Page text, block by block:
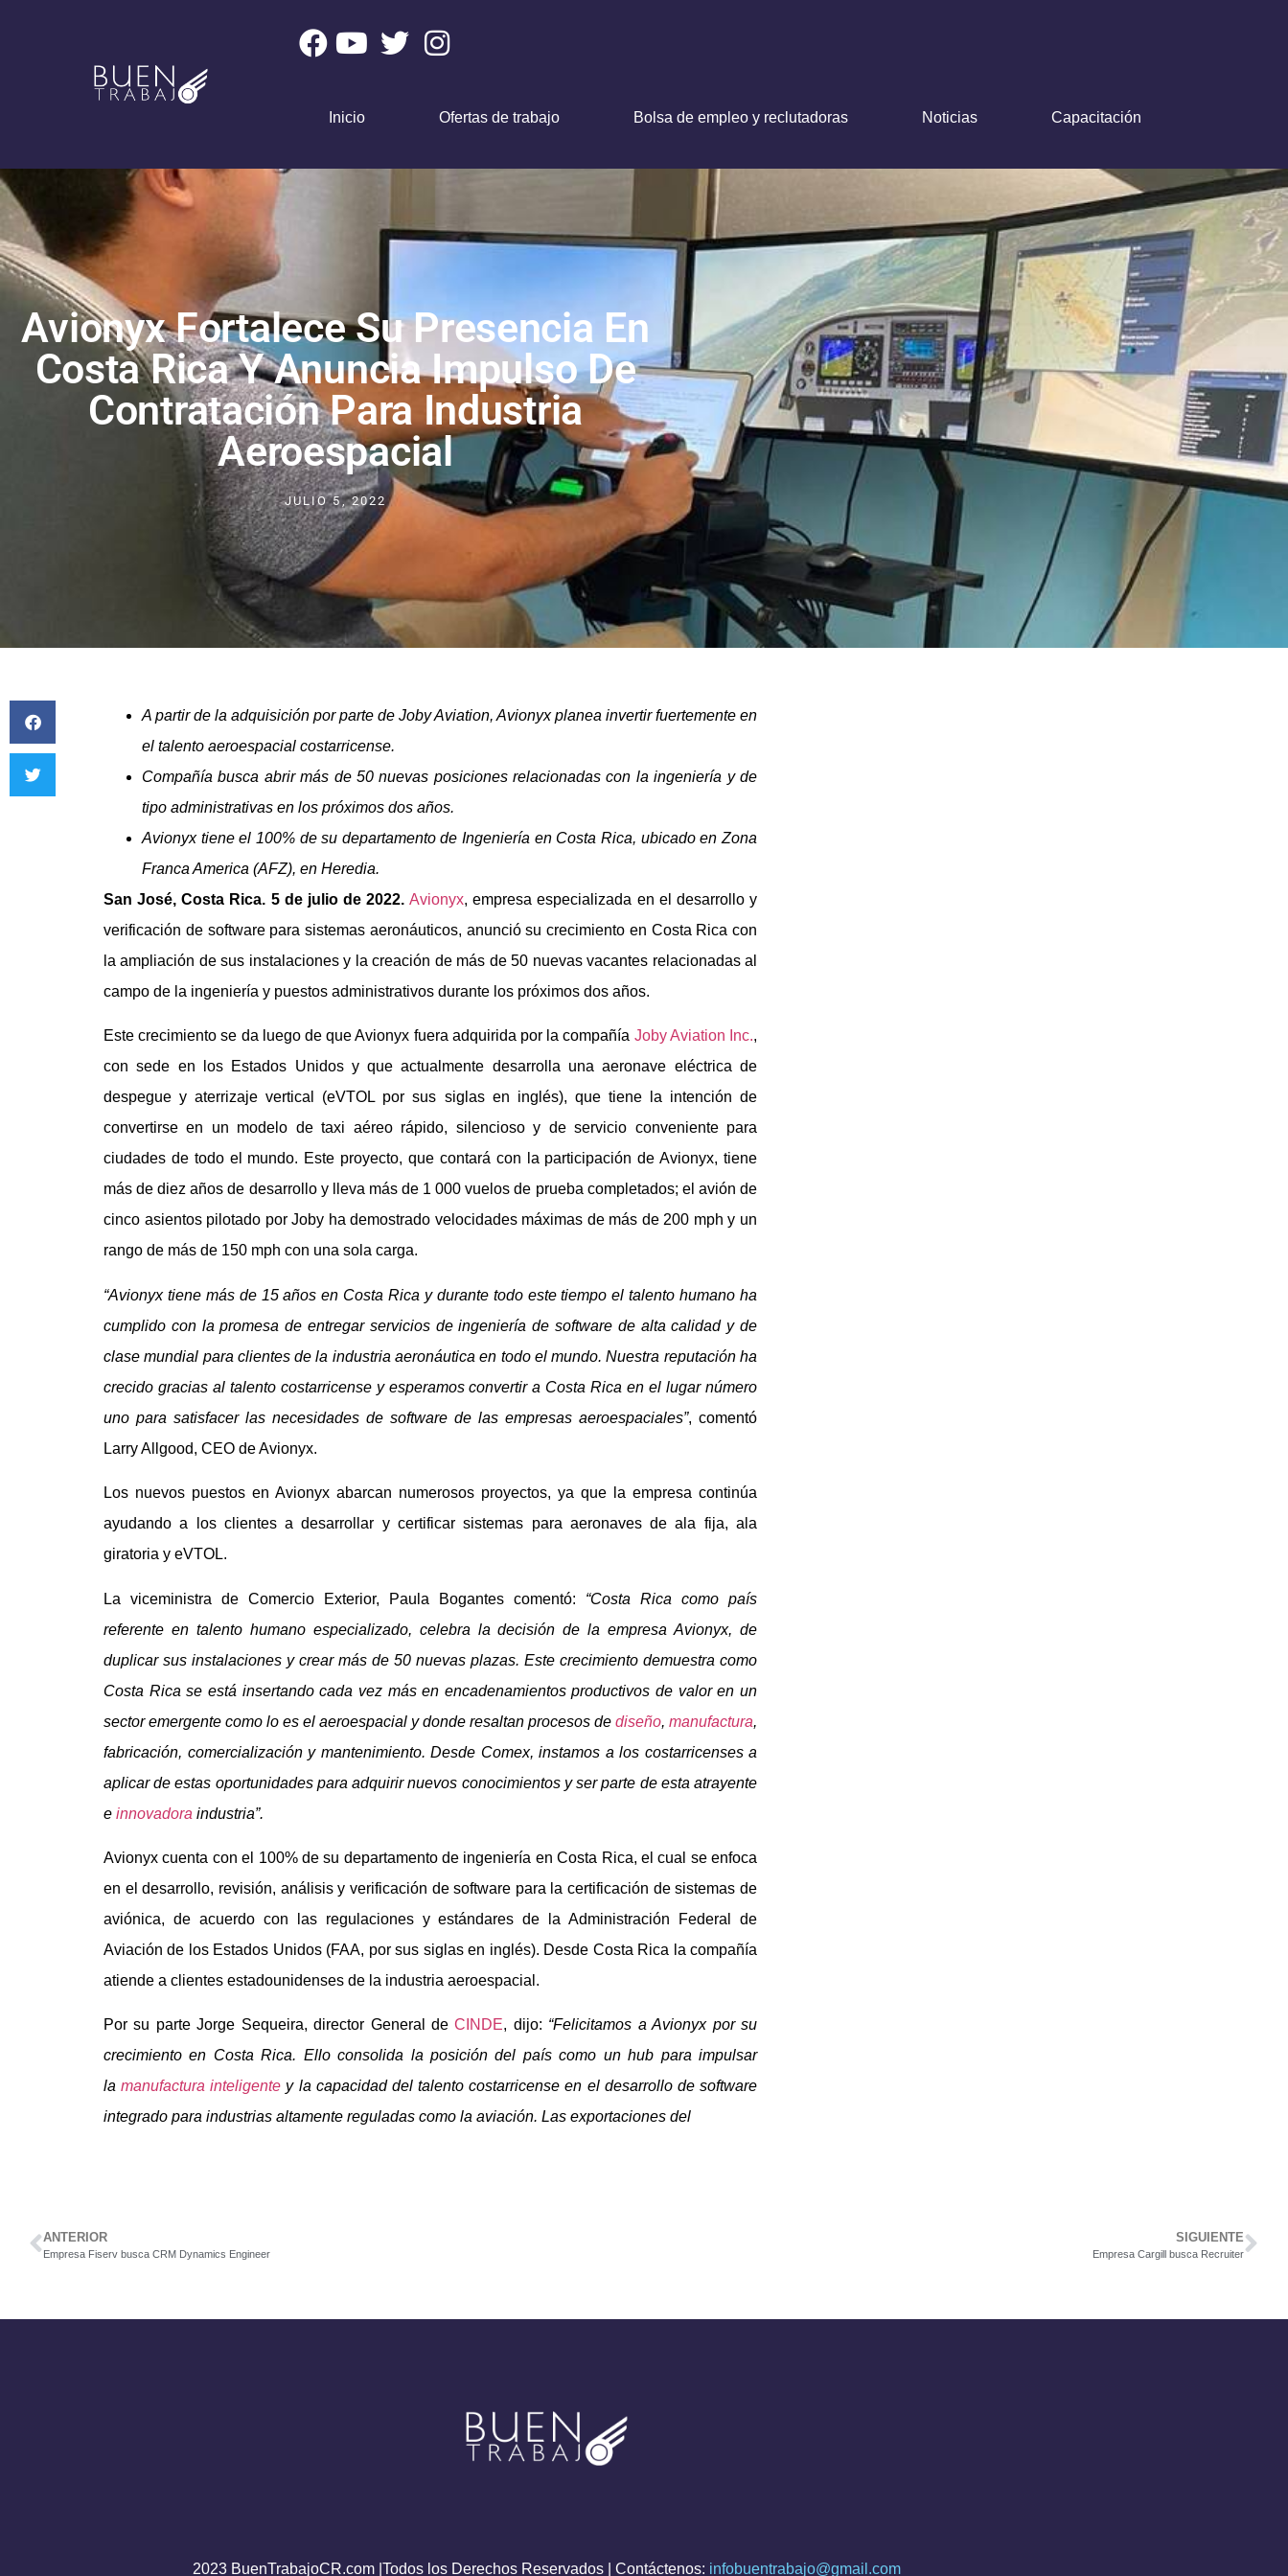
Inicio Ofertas de trabajo Bolsa de empleo y reclutadoras Noticias Capacitación
Avionyx Fortalece Su Presencia En
Costa Rica Y Anuncia Impulso De
Contratación Para Industria
Aeroespacial
JULIO 5, 2022
A partir de la adquisición por parte de Joby Aviation, Avionyx planea invertir fuertemente en
el talento aeroespacial costarricense.
Compañía busca abrir más de 50 nuevas posiciones relacionadas con la ingeniería y de
tipo administrativas en los próximos dos años.
Avionyx tiene el 100% de su departamento de Ingeniería en Costa Rica, ubicado en Zona
Franca America (AFZ), en Heredia.
San José, Costa Rica. 5 de julio de 2022.Avionyx, empresa especializada en el desarrollo y
verificación de software para sistemas aeronáuticos, anunció su crecimiento en Costa Rica con
la ampliación de sus instalaciones y la creación de más de 50 nuevas vacantes relacionadas al
campo de la ingeniería y puestos administrativos durante los próximos dos años.
Este crecimiento se da luego de que Avionyx fuera adquirida por la compañía Joby Aviation Inc.,
con sede en los Estados Unidos y que actualmente desarrolla una aeronave eléctrica de
despegue y aterrizaje vertical (eVTOL por sus siglas en inglés), que tiene la intención de
convertirse en un modelo de taxi aéreo rápido, silencioso y de servicio conveniente para
ciudades de todo el mundo. Este proyecto, que contará con la participación de Avionyx, tiene
más de diez años de desarrollo y lleva más de 1 000 vuelos de prueba completados; el avión de
cinco asientos pilotado por Joby ha demostrado velocidades máximas de más de 200 mph y un
rango de más de 150 mph con una sola carga.
“Avionyx tiene más de 15 años en Costa Rica y durante todo este tiempo el talento humano ha
cumplido con la promesa de entregar servicios de ingeniería de software de alta calidad y de
clase mundial para clientes de la industria aeronáutica en todo el mundo. Nuestra reputación ha
crecido gracias al talento costarricense y esperamos convertir a Costa Rica en el lugar número
uno para satisfacer las necesidades de software de las empresas aeroespaciales”, comentó
Larry Allgood, CEO de Avionyx.
Los nuevos puestos en Avionyx abarcan numerosos proyectos, ya que la empresa continúa
ayudando a los clientes a desarrollar y certificar sistemas para aeronaves de ala fija, ala
giratoria y eVTOL.
La viceministra de Comercio Exterior, Paula Bogantes comentó: “Costa Rica como país
referente en talento humano especializado, celebra la decisión de la empresa Avionyx, de
duplicar sus instalaciones y crear más de 50 nuevas plazas. Este crecimiento demuestra como
Costa Rica se está insertando cada vez más en encadenamientos productivos de valor en un
sector emergente como lo es el aeroespacial y donde resaltan procesos de diseño, manufactura,
fabricación, comercialización y mantenimiento. Desde Comex, instamos a los costarricenses a
aplicar de estas oportunidades para adquirir nuevos conocimientos y ser parte de esta atrayente
e innovadora industria”.
Avionyx cuenta con el 100% de su departamento de ingeniería en Costa Rica, el cual se enfoca
en el desarrollo, revisión, análisis y verificación de software para la certificación de sistemas de
aviónica, de acuerdo con las regulaciones y estándares de la Administración Federal de
Aviación de los Estados Unidos (FAA, por sus siglas en inglés). Desde Costa Rica la compañía
atiende a clientes estadounidenses de la industria aeroespacial.
Por su parte Jorge Sequeira, director General deCINDE, dijo: “Felicitamos a Avionyx por su
crecimiento en Costa Rica. Ello consolida la posición del país como un hub para impulsar
lamanufactura inteligente y la capacidad del talento costarricense en el desarrollo de software
integrado para industrias altamente reguladas como la aviación. Las exportaciones del
ANTERIOR
Empresa Fiserv busca CRM Dynamics Engineer
SIGUIENTE
Empresa Cargill busca Recruiter
2023 BuenTrabajoCR.com |Todos los Derechos Reservados | Contáctenos: infobuentrabajo@gmail.com